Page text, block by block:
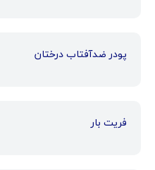
پودر ضدآفتاب درختان
فریت بار